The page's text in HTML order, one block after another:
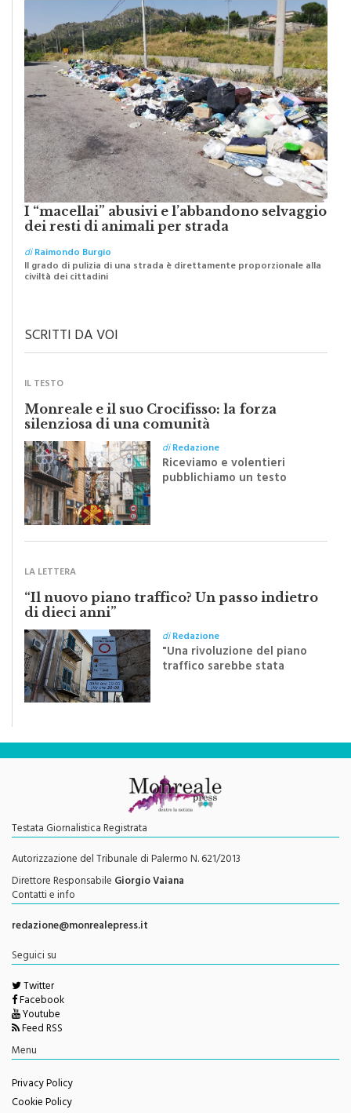
I “macellai” abusivi e l’abbandono selvaggio
dei resti di animali per strada
diRaimondo Burgio
Il grado di pulizia di una strada è direttamente proporzionale alla
civiltà dei cittadini
SCRITTI DA VOI
IL TESTO
Monreale e il suo Crocifisso: la forza
silenziosa di una comunità
diRedazione
Riceviamo e volentieri
pubblichiamo un testo
Festa del Santissimo
LA LETTERA
“Il nuovo piano traffico? Un passo indietro
di dieci anni”
diRedazione
"Una rivoluzione del piano
traffico sarebbe stata
Testata Giornalistica Registrata
Autorizzazione del Tribunale di Palermo N. 621/2013
Direttore Responsabile Giorgio Vaiana
Contatti e info
redazione@monrealepress.it
Seguici su
Twitter
Facebook
Youtube
Feed RSS
Menu
Privacy Policy
Cookie Policy